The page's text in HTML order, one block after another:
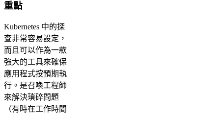
重點
Kubernetes 中的探
查非常容易設定，
而且可以作為一款
強大的工具來確保
應用程式按預期執
行。是召喚工程師
來解決瑣碎問題
（有時在工作時間